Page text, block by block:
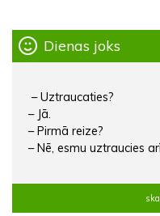
Dienas joks
– Uztraucaties?
– Jā.
– Pirmā reize?
– Nē, esmu uztraucies